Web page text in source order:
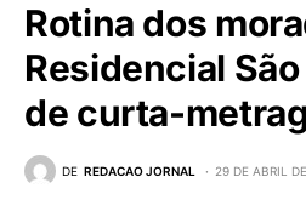
Rotina dos
Residencial
de curta-
DE REDACAO JORNAL 29 DE ABRIL